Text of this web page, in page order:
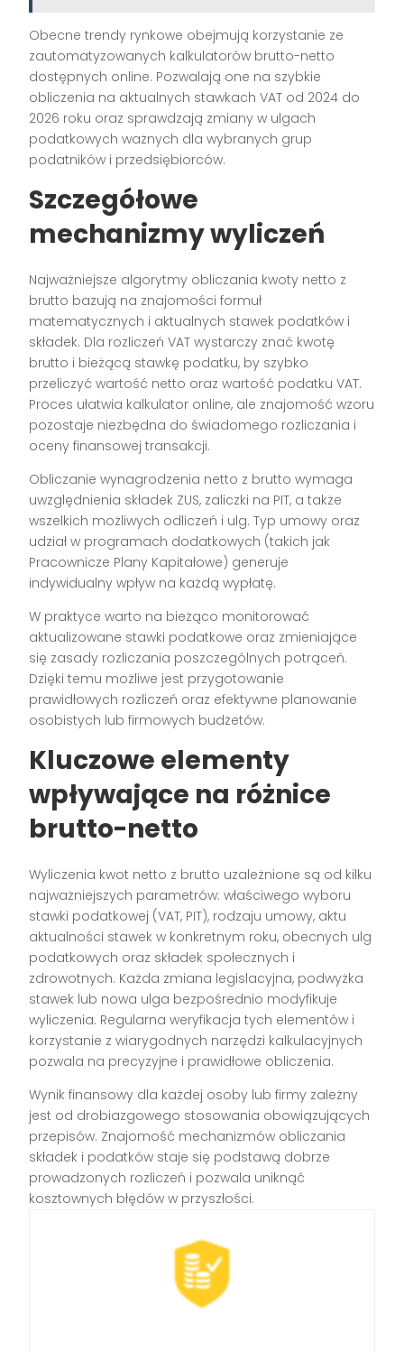
Obecne trendy rynkowe obejmują korzystanie ze
zautomatyzowanych kalkulatorów brutto-netto
dostępnych online. Pozwalają one na szybkie
obliczenia na aktualnych stawkach VAT od 2024 do
2026 roku oraz sprawdzają zmiany w ulgach
podatkowych ważnych dla wybranych grup
podatników i przedsiębiorców.
Szczegółowe
mechanizmy wyliczeń
Najważniejsze algorytmy obliczania kwoty netto z
brutto bazują na znajomości formuł
matematycznych i aktualnych stawek podatków i
składek. Dla rozliczeń VAT wystarczy znać kwotę
brutto i bieżącą stawkę podatku, by szybko
przeliczyć wartość netto oraz wartość podatku VAT.
Proces ułatwia kalkulator online, ale znajomość wzoru
pozostaje niezbędna do świadomego rozliczania i
oceny finansowej transakcji.
Obliczanie wynagrodzenia netto z brutto wymaga
uwzględnienia składek ZUS, zaliczki na PIT, a także
wszelkich możliwych odliczeń i ulg. Typ umowy oraz
udział w programach dodatkowych (takich jak
Pracownicze Plany Kapitałowe) generuje
indywidualny wpływ na każdą wypłatę.
W praktyce warto na bieżąco monitorować
aktualizowane stawki podatkowe oraz zmieniające
się zasady rozliczania poszczególnych potrąceń.
Dzięki temu możliwe jest przygotowanie
prawidłowych rozliczeń oraz efektywne planowanie
osobistych lub firmowych budżetów.
Kluczowe elementy
wpływające na różnice
brutto-netto
Wyliczenia kwot netto z brutto uzależnione są od kilku
najważniejszych parametrów: właściwego wyboru
stawki podatkowej (VAT, PIT), rodzaju umowy, aktu
aktualności stawek w konkretnym roku, obecnych ulg
podatkowych oraz składek społecznych i
zdrowotnych. Każda zmiana legislacyjna, podwyżka
stawek lub nowa ulga bezpośrednio modyfikuje
wyliczenia. Regularna weryfikacja tych elementów i
korzystanie z wiarygodnych narzędzi kalkulacyjnych
pozwala na precyzyjne i prawidłowe obliczenia.
Wynik finansowy dla każdej osoby lub firmy zależny
jest od drobiazgowego stosowania obowiązujących
przepisów. Znajomość mechanizmów obliczania
składek i podatków staje się podstawą dobrze
prowadzonych rozliczeń i pozwala uniknąć
kosztownych błędów w przyszłości.